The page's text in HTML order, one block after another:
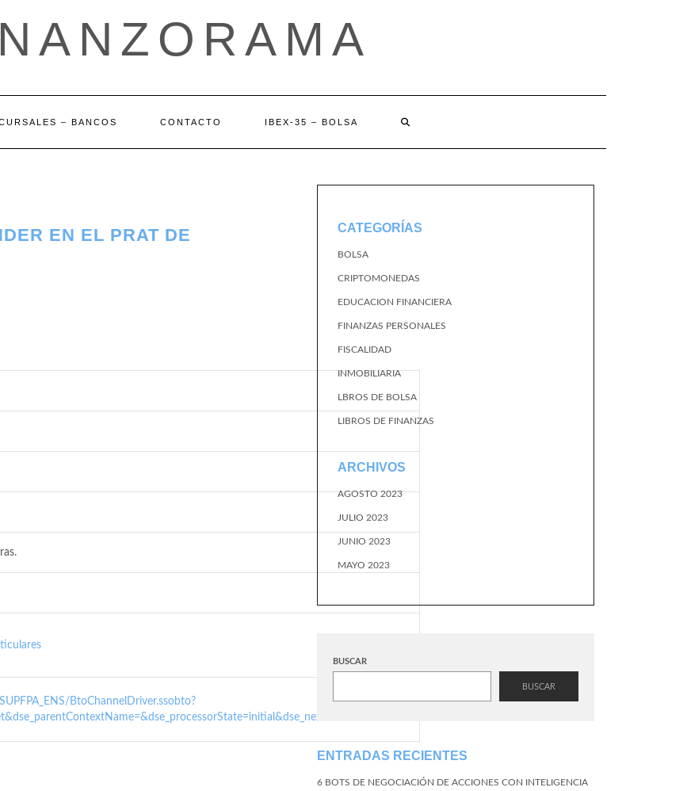
– BANCOS CONTACTO IBEX-35 – BOLSA
EN EL PRAT DE
BtoChannelDriver.ssobto?
CATEGORÍAS
BOLSA
CRIPTOMONEDAS
EDUCACION FINANCIERA
FINANZAS PERSONALES
FISCALIDAD
INMOBILIARIA
LBROS DE BOLSA
LIBROS DE FINANZAS
ARCHIVOS
AGOSTO 2023
JULIO 2023
JUNIO 2023
MAYO 2023
BUSCAR
BUSCAR
ENTRADAS RECIENTES
6 BOTS DE NEGOCIACIÓN DE ACCIONES CON INTELIGENCIA